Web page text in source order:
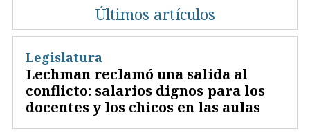
Últimos artículos
Lechman reclamó una salida al
conflicto: salarios dignos para los
docentes y los chicos en las aulas
Legislatura